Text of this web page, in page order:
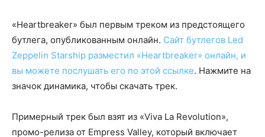
«Heartbreaker» был первым треком из предстоящего
бутлега, опубликованным онлайн. Сайт бутлегов Led
Zeppelin Starship разместил «Heartbreaker» онлайн, и
вы можете послушать его по этой ссылке. Нажмите на
значок динамика, чтобы скачать трек.
Примерный трек был взят из «Viva La Revolution»,
промо-релиза от Empress Valley, который включает